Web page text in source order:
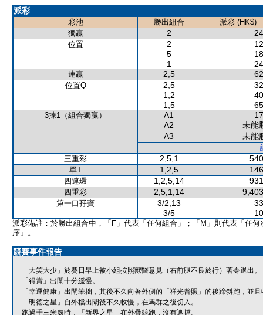
派彩
彩池 勝出組合
派彩 (HK$)
獨贏
2
位置 2
5
1
連贏 2,5
位置Q 2,5
1,2
1,5
3揀1（組合獨贏） A1
A2
未能
A3
未能
三重彩
2,5,1
單T 1,2,5
四連環 1,2,5,14
四重彩 2,5,1,14
第一口孖寶 3/2,13
3/5
派彩備註：於勝出組合中，「F」代表「任何組合」；「M」則代表「任何
序」。
競賽事件報告
「大笑大少」於賽日早上被小組按照獸醫意見（右前腿不良於行）著令退出
「得賞」出閘十分緩慢。
「幸運健康」出閘笨拙，其後不久向著外側的「祥光普照」的後蹄斜跑，並
「明德之星」自外檔出閘後不久收慢，在馬群之後切入。
跑過千三米處時，「新界之星」在外疊競跑，沒有遮擋。